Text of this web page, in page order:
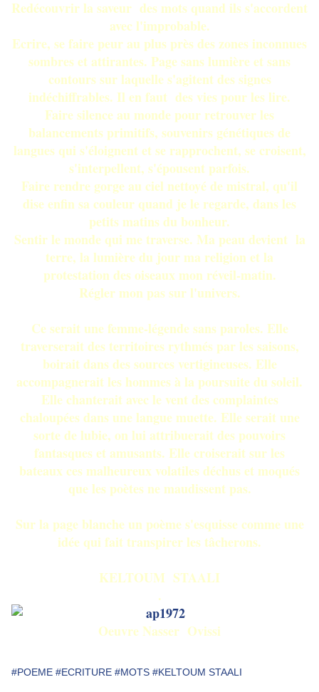
Redécouvrir la saveur des mots quand ils s'accordent
avec l'improbable.
Ecrire, se faire peur au plus près des zones inconnues
sombres et attirantes. Page sans lumière et sans
contours sur laquelle s'agitent des signes
indéchiffrables. Il en faut des vies pour les lire.
Faire silence au monde pour retrouver les
balancements primitifs, souvenirs génétiques de
langues qui s'éloignent et se rapprochent, se croisent,
s'interpellent, s'épousent parfois.
Faire rendre gorge au ciel nettoyé de mistral, qu'il
dise enfin sa couleur quand je le regarde, dans les
petits matins du bonheur.
Sentir le monde qui me traverse. Ma peau devient la
terre, la lumière du jour ma religion et la
protestation des oiseaux mon réveil-matin.
Régler mon pas sur l'univers.
Ce serait une femme-légende sans paroles. Elle
traverserait des territoires rythmés par les saisons,
boirait dans des sources vertigineuses. Elle
accompagnerait les hommes à la poursuite du soleil.
Elle chanterait avec le vent des complaintes
chaloupées dans une langue muette. Elle serait une
sorte de lubie, on lui attribuerait des pouvoirs
fantasques et amusants. Elle croiserait sur les
bateaux ces malheureux volatiles déchus et moqués
que les poètes ne maudissent pas.
Sur la page blanche un poème s'esquisse comme une
idée qui fait transpirer les tâcherons.
KELTOUM STAALI
.
Oeuvre Nasser Ovissi
#POEME #ECRITURE #MOTS #KELTOUM STAALI